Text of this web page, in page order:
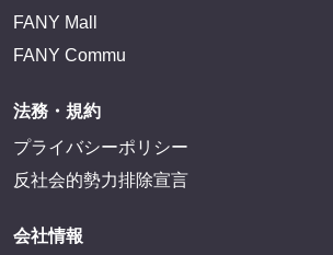
FANY Mall
FANY Commu
法務・規約
プライバシーポリシー
反社会的勢力排除宣言
会社情報